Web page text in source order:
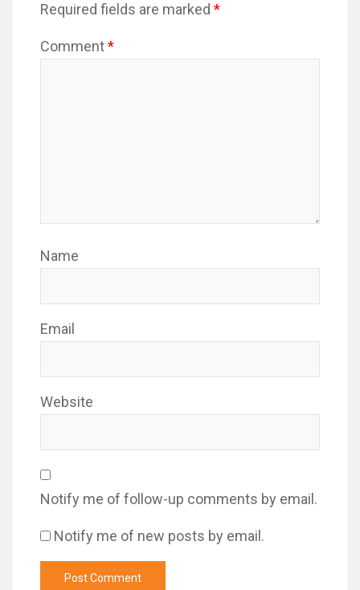
Required fields are marked *
Comment*
Name
Email
Website
Notify me of follow-up comments by email.
Notify me of new posts by email.